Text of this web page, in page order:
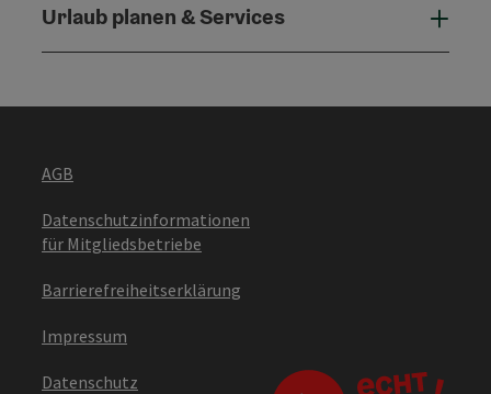
Urlaub planen & Services
AGB
Datenschutzinformationen
für Mitgliedsbetriebe
Barrierefreiheitserklärung
Impressum
Datenschutz